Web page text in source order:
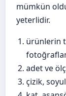
mümkün
yeterlidir.
ürünlerin
adet ve
çizik,